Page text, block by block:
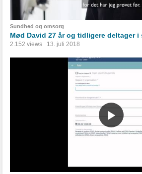
Sundhed og omsorg
Mød David 27 år og tidligere deltager
2.152 views 13. juli 2018